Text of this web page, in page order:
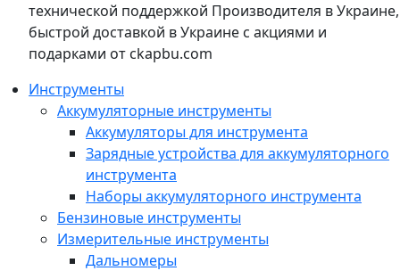
технической поддержкой Производителя в Украине,
быстрой доставкой в Украине с акциями и
подарками от ckapbu.com
Инструменты
Аккумуляторные инструменты
Аккумуляторы для инструмента
Зарядные устройства для аккумуляторного
инструмента
Наборы аккумуляторного инструмента
Бензиновые инструменты
Измерительные инструменты
Дальномеры